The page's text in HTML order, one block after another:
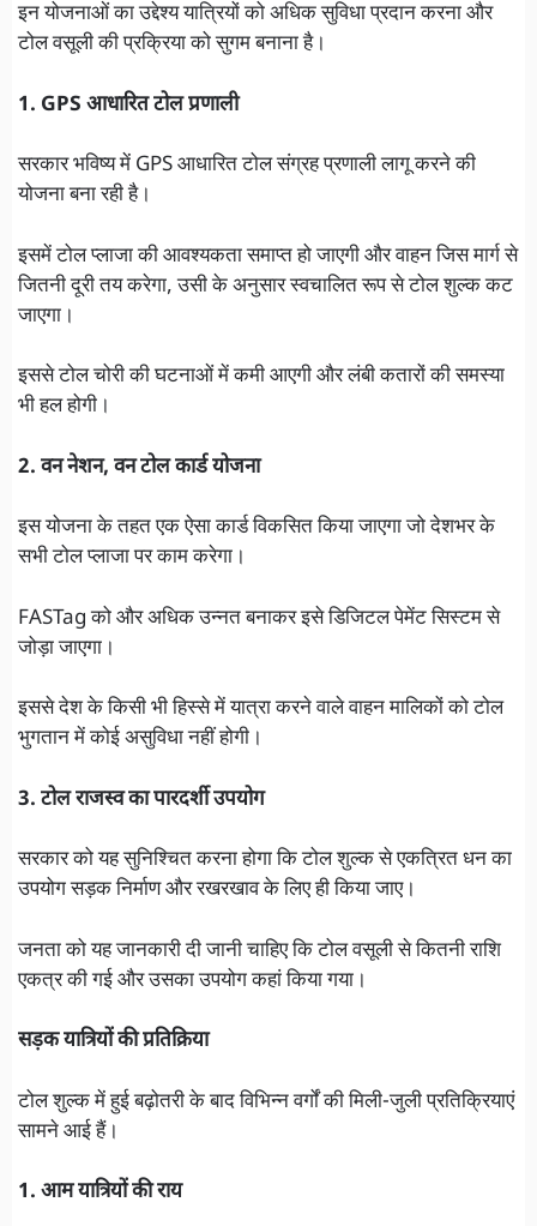
इन योजनाओं का उद्देश्य यात्रियों को अधिक सुविधा प्रदान करना और
टोल वसूली की प्रक्रिया को सुगम बनाना है।
1. GPS आधारित टोल प्रणाली
सरकार भविष्य में GPS आधारित टोल संग्रह प्रणाली लागू करने की
योजना बना रही है।
इसमें टोल प्लाजा की आवश्यकता समाप्त हो जाएगी और वाहन जिस मार्ग से
जितनी दूरी तय करेगा, उसी के अनुसार स्वचालित रूप से टोल शुल्क कट
जाएगा।
इससे टोल चोरी की घटनाओं में कमी आएगी और लंबी कतारों की समस्या
भी हल होगी।
2. वन नेशन, वन टोल कार्ड योजना
इस योजना के तहत एक ऐसा कार्ड विकसित किया जाएगा जो देशभर के
सभी टोल प्लाजा पर काम करेगा।
FASTag को और अधिक उन्नत बनाकर इसे डिजिटल पेमेंट सिस्टम से
जोड़ा जाएगा।
इससे देश के किसी भी हिस्से में यात्रा करने वाले वाहन मालिकों को टोल
भुगतान में कोई असुविधा नहीं होगी।
3. टोल राजस्व का पारदर्शी उपयोग
सरकार को यह सुनिश्चित करना होगा कि टोल शुल्क से एकत्रित धन का
उपयोग सड़क निर्माण और रखरखाव के लिए ही किया जाए।
जनता को यह जानकारी दी जानी चाहिए कि टोल वसूली से कितनी राशि
एकत्र की गई और उसका उपयोग कहां किया गया।
सड़क यात्रियों की प्रतिक्रिया
टोल शुल्क में हुई बढ़ोतरी के बाद विभिन्न वर्गों की मिली-जुली प्रतिक्रियाएं
सामने आई हैं।
1. आम यात्रियों की राय